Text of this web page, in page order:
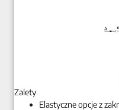
Zalety
Elastyczne opcje z